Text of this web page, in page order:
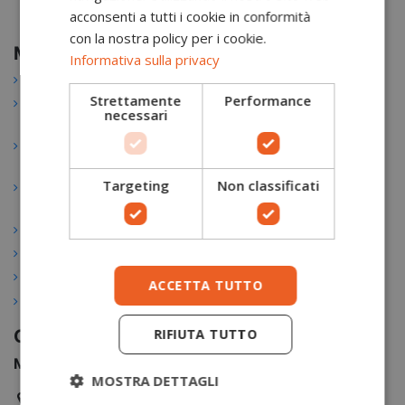
METI.R
Chi siamo
Politica dei
fedeltà
Assistenza
Guida alle
taglie
Spedizioni
Pagamenti
sicuri
Restituisci
Login
Account
Wishlist
Contatti
METI.R snc di Rosai C. & C.
Nucleo Casamicciola 20/B
acconsenti a tutti i cookie in conformità
con la nostra policy per i cookie.
Informativa sulla privacy
Strettamente
necessari
Performance
Targeting Non classificati
ACCETTA TUTTO
RIFIUTA TUTTO
MOSTRA DETTAGLI